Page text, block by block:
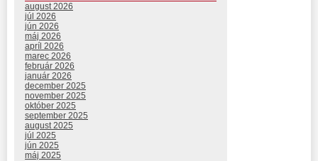
august 2026
júl 2026
jún 2026
máj 2026
apríl 2026
marec 2026
február 2026
január 2026
december 2025
november 2025
október 2025
september 2025
august 2025
júl 2025
jún 2025
máj 2025